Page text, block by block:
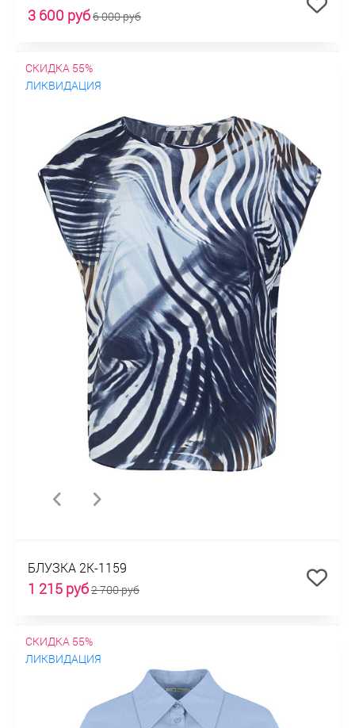
3 600 руб6 000 руб
СКИДКА 55%
ЛИКВИДАЦИЯ
БЛУЗКА 2К-1159
1 215 руб2 700 руб
СКИДКА 55%
ЛИКВИДАЦИЯ